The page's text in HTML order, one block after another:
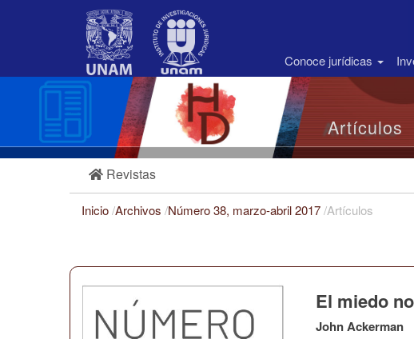
Barra
Conoce jurídicas
Artículos
Revistas
Inicio/Archivos /Número 38, marzo-abril 2017/Artículos
El miedo
John Ackerman